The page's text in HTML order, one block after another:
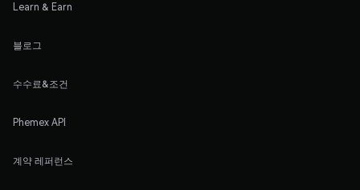
Learn & Earn
블로그
수수료&조건
Phemex API
계약 레퍼런스